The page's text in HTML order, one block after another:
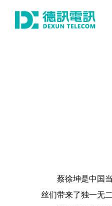
蔡徐坤是中国
丝们带来了独一无